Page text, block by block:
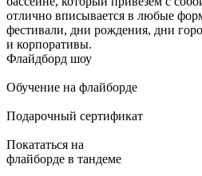
отлично вписывается в любые
фестивали, дни рождения, дни
и корпоративы.
Флайдборд шоу
Обучение на флайборде
Подарочный сертификат
Покататься на
флайборде в тандеме